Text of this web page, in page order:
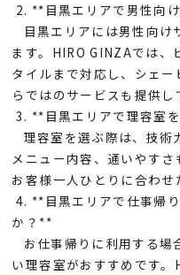
2. **目黒エリアで男性向
目黒エリアには男性向け
ます。HIRO GINZAでは、
タイルまで対応し、シェ
らではのサービスも提供し
3. **目黒エリアで理容室
理容室を選ぶ際は、技術
メニュー内容、通いやすさ
お客様一人ひとりに合わせ
4. **目黒エリアで仕事帰
か？**
お仕事帰りに利用する場
い理容室がおすすめです